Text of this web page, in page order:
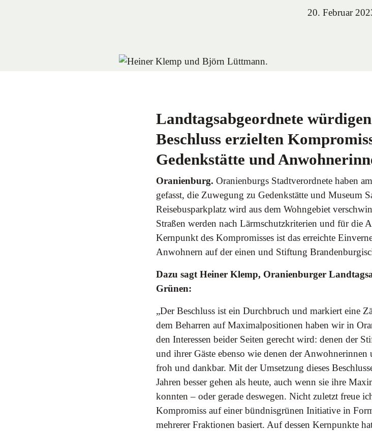
20. Februar
Landtagsabgeordnete
Beschluss erzielten
Gedenkstätte und
Oranienburg. Oranienburgs Stadtverordnete haben
gefasst, die Zuwegung zu Gedenkstätte und Museum
Reisebusparkplatz wird aus dem Wohngebiet
Straßen werden nach Lärmschutzkriterien und für die
Kernpunkt des Kompromisses ist das erreichte
Anwohnern auf der einen und Stiftung
Dazu sagt Heiner Klemp, Oranienburger
Grünen:
„Der Beschluss ist ein Durchbruch und markiert eine
dem Beharren auf Maximalpositionen haben wir in
den Interessen beider Seiten gerecht wird: denen der
und ihrer Gäste ebenso wie denen der
froh und dankbar. Mit der Umsetzung dieses
Jahren besser gehen als heute, auch wenn sie ihre
konnten – oder gerade deswegen. Nicht zuletzt freue
Kompromiss auf einer bündnisgrünen Initiative in
mehrerer Fraktionen basiert. Auf dessen Kernpunkte